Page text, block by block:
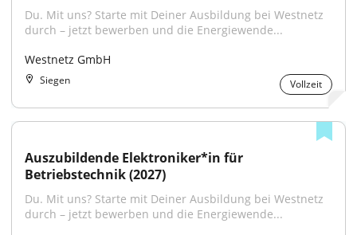
Du. Mit uns? Starte mit Deiner Ausbildung bei Westnetz
durch – jetzt bewerben und die Energiewende...
Westnetz GmbH
Siegen Vollzeit
Auszubildende Elektroniker*in für
Betriebstechnik (2027)
Du. Mit uns? Starte mit Deiner Ausbildung bei Westnetz
durch – jetzt bewerben und die Energiewende...